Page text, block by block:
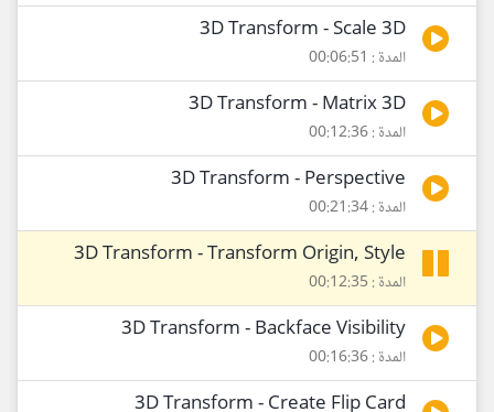
3D Transform - Scale 3D
المدة : 00:06:51
3D Transform - Matrix 3D
المدة : 00:12:36
3D Transform - Perspective
المدة : 00:21:34
3D Transform - Transform Origin, Style
المدة : 00:12:35
3D Transform - Backface Visibility
المدة : 00:16:36
3D Transform - Create Flip Card